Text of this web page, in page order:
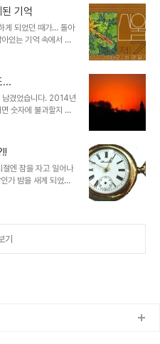
..그건 이해하지 못한..
추측이나 상상이라
이라고... 이것만큼은
(표시근캘리그라
어긋났을 때 일어납
기억
게 되었던 때가… 돌아
있는 기억 속에서 손
는 건 그래도 남아 있
나는 그 노래를 듣고
그 노래를 부르던
그가 육십을 넘기고 만
합니다. 그는 이번 새
간에 관한 참회록이
...
남겼었습니다. 2014년
숫자에 불과할지 모
로 새해를 마주하는
덜도 아닌 모두가
한 시간 흐름에 따른
그 어느 해 보다도
났었다는 생각도 아
던...이를 두고 다사
엔 잠을 자고 일어나
가 밤을 새게 되었던
상이 밝아 오는 것을
다. 방송에서 예고하
기